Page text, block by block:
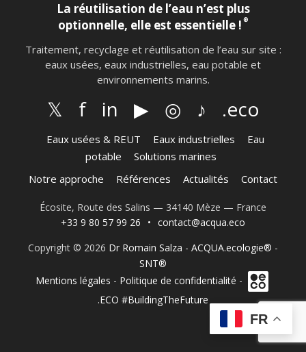
La réutilisation de l’eau n’est plus
optionnelle, elle est essentielle ! ®
Traitement, recyclage et réutilisation de l’eau sur site :
eaux usées, eaux industrielles, eau potable et
environnements marins.
𝕏 f in ▶ ◎ ♪ .eco
Eaux usées & REUT Eaux industrielles
Eau
potable
Solutions marines
Notre approche
Références Actualités Contact
Écosite, Route des Salins — 34140 Mèze — France
+33 9 80 57 99 26
• contact@acqua.eco
Copyright © 2026 Dr Romain Salza - ACQUA.ecologie® -
SNT®
Mentions légales - Politique de confidentialité -
.ECO #BuildingTheFuture
FR